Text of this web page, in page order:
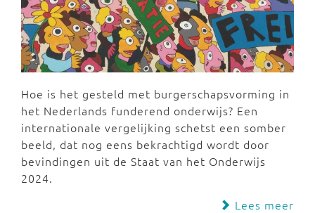
Hoe is het gesteld met burgerschapsvorming in
het Nederlands funderend onderwijs? Een
internationale vergelijking schetst een somber
beeld, dat nog eens bekrachtigd wordt door
bevindingen uit de Staat van het Onderwijs
2024.
Lees meer